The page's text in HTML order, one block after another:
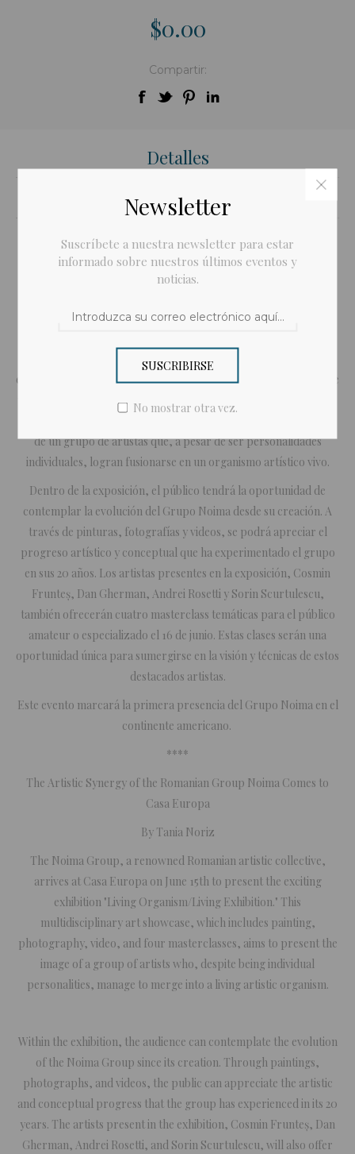
$0.00
Compartir:
Detalles
Contáctanos
La sinergia artística del Grupo Rumano Noima llega a Casa
Europa
Por Tania Noriz
Casa Europa este 15 de junio para presentar la emocionante
exposición "Organismo vivo/Exposición viva". Esta muestra de arte
multidisciplinario, que incluye pintura, fotografía, video y cuatro
de un grupo de artistas que, a pesar de ser personalidades
individuales, logran fusionarse en un organismo artístico vivo.
Dentro de la exposición, el público tendrá la oportunidad de
contemplar la evolución del Grupo Noima desde su creación. A
través de pinturas, fotografías y videos, se podrá apreciar el
progreso artístico y conceptual que ha experimentado el grupo
en sus 20 años. Los artistas presentes en la exposición, Cosmin
Frunteș, Dan Gherman, Andrei Rosetti y Sorin Scurtulescu,
también ofrecerán cuatro masterclass temáticas para el público
amateur o especializado el 16 de junio. Estas clases serán una
oportunidad única para sumergirse en la visión y técnicas de estos
destacados artistas.
Este evento marcará la primera presencia del Grupo Noima en el
continente americano.
****
The Artistic Synergy of the Romanian Group Noima Comes to
Casa Europa
By Tania Noriz
The Noima Group, a renowned Romanian artistic collective,
arrives at Casa Europa on June 15th to present the exciting
exhibition "Living Organism/Living Exhibition." This
multidisciplinary art showcase, which includes painting,
photography, video, and four masterclasses, aims to present the
image of a group of artists who, despite being individual
personalities, manage to merge into a living artistic organism.
Within the exhibition, the audience can contemplate the evolution
of the Noima Group since its creation. Through paintings,
photographs, and videos, the public can appreciate the artistic
and conceptual progress that the group has experienced in its 20
years. The artists present in the exhibition, Cosmin Frunteș, Dan
Gherman, Andrei Rosetti, and Sorin Scurtulescu, will also offer
Newsletter
Suscríbete a nuestra newsletter para estar
informado sobre nuestros últimos eventos y
noticias.
SUSCRIBIRSE
No mostrar otra vez.